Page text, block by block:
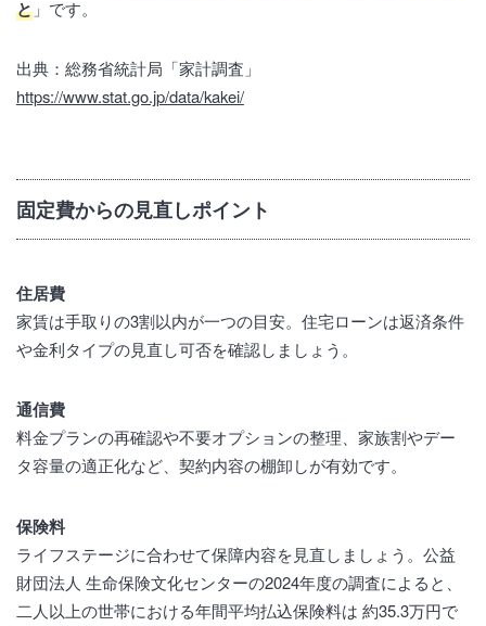
と」です。
出典：総務省統計局「家計調査」
https://www.stat.go.jp/data/kakei/
固定費からの見直しポイント
住居費
家賃は手取りの3割以内が一つの目安。住宅ローンは返済条件
や金利タイプの見直し可否を確認しましょう。
通信費
料金プランの再確認や不要オプションの整理、家族割やデー
タ容量の適正化など、契約内容の棚卸しが有効です。
保険料
ライフステージに合わせて保障内容を見直しましょう。公益
財団法人 生命保険文化センターの2024年度の調査によると、
二人以上の世帯における年間平均払込保険料は 約35.3万円で